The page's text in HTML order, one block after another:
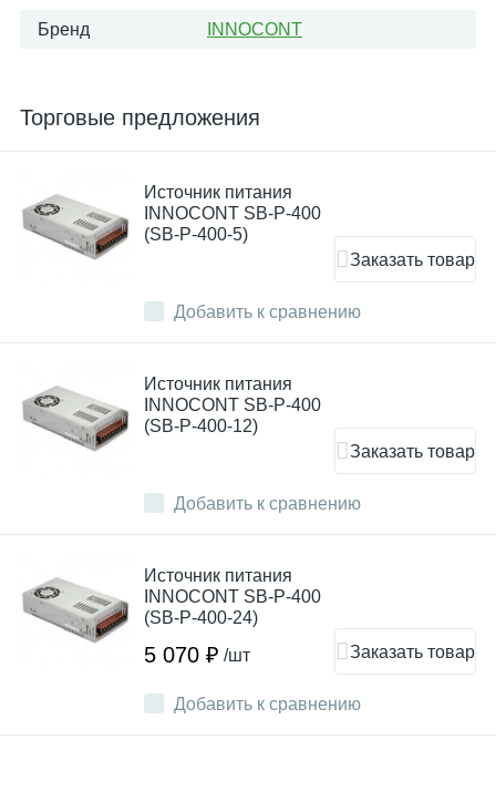
Бренд INNOCONT
Торговые предложения
Добавить к сравнению
Источник питания
INNOCONT SB-P-400
(SB-P-400-5)
Заказать товар
Добавить к сравнению
Источник питания
INNOCONT SB-P-400
(SB-P-400-12)
Заказать товар
Добавить к сравнению
Источник питания
INNOCONT SB-P-400
(SB-P-400-24)
5 070 ₽ /шт Заказать товар